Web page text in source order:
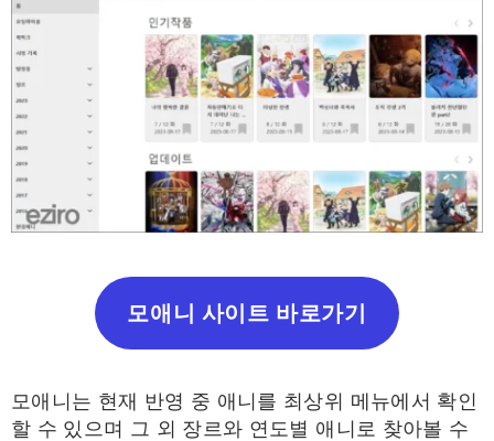
모애니 사이트 바로가기
모애니는 현재 반영 중 애니를 최상위 메뉴에서 확인
할 수 있으며 그 외 장르와 연도별 애니로 찾아볼 수